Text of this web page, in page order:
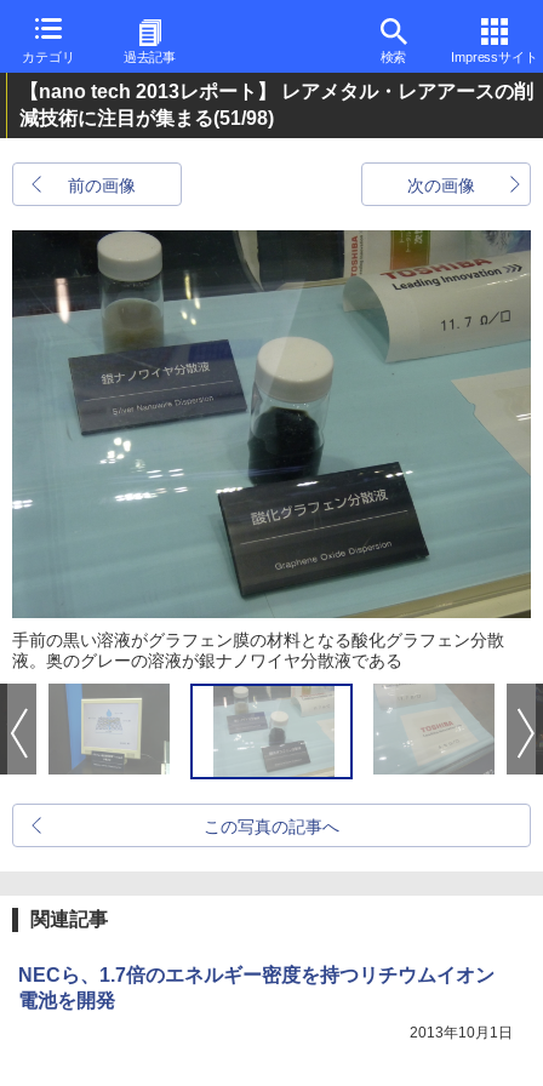
カテゴリ 過去記事 検索 Impressサイト
【nano tech 2013レポート】 レアメタル・レアアースの削
減技術に注目が集まる(51/98)
前の画像 次の画像
手前の黒い溶液がグラフェン膜の材料となる酸化グラフェン分散
液。奥のグレーの溶液が銀ナノワイヤ分散液である
この写真の記事へ
関連記事
NECら、1.7倍のエネルギー密度を持つリチウムイオン
電池を開発
2013年10月1日